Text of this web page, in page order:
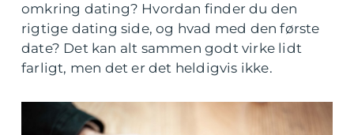
omkring dating? Hvordan finder du den
rigtige dating side, og hvad med den første
date? Det kan alt sammen godt virke lidt
farligt, men det er det heldigvis ikke.